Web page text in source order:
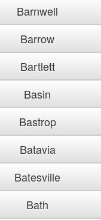
Barnwell
Barrow
Bartlett
Basin
Bastrop
Batavia
Batesville
Bath